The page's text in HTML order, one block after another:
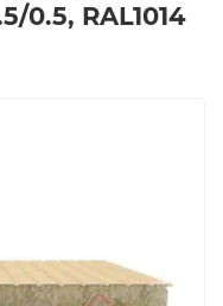
0.5, RAL1014